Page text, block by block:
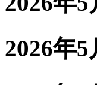
2026年